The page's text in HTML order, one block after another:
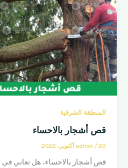
المنطقة الشرقية
قص أشجار بالاحساء
admin / 20 أكتوبر، 2022
قص أشجار بالاحساء، هل تعاني